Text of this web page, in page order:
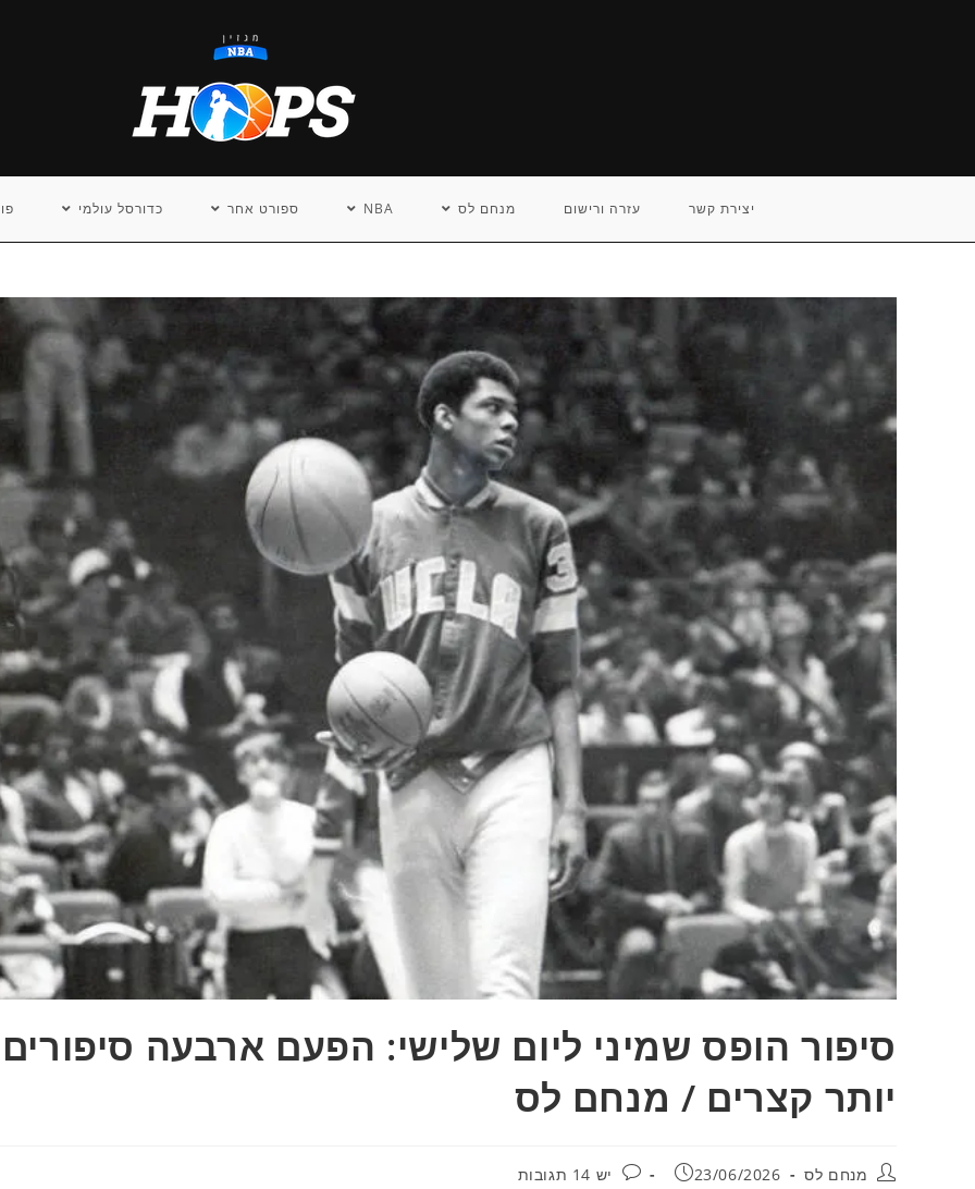
יצירת קשר עזרה ורישום מנחם לס NBA ספורט אחר כדורסל עולמי
סיפור הופס שמיני ליום שלישי: הפעם ארבעה סיפורים
יותר קצרים / מנחם לס
מחבר:
מנחם לס פורסם:
23/06/2026 תגובות:
יש 14 תגובות